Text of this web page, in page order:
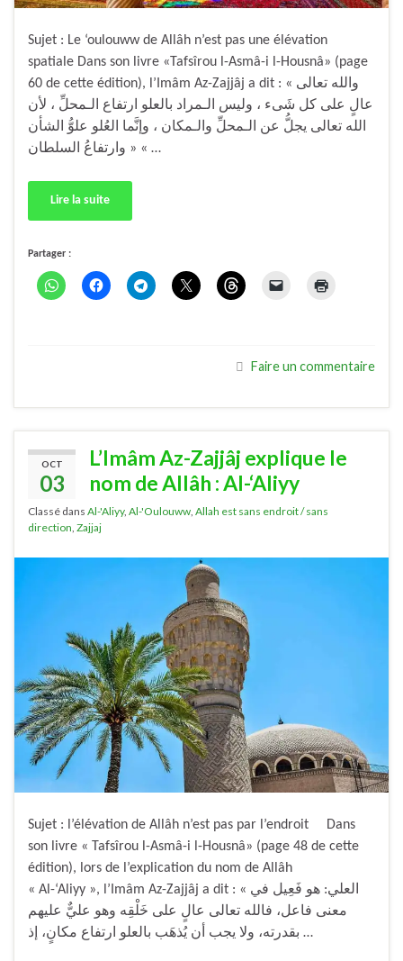
Sujet : Le ‘oulouww de Allâh n’est pas une élévation
spatiale Dans son livre «Tafsîrou l-Asmâ-i l-Housnâ» (page
60 de cette édition), l’Imâm Az-Zajjâj a dit : « والله تعالى
عالٍ على كل شَىء ، وليس الـمراد بالعلو ارتفاع الـمحلِّ ، لأن
الله تعالى يجلُّ عن الـمحلِّ والـمكان ، وإنَّما العُلو علوُّ الشأن
وارتفاعُ السلطان » « …
Lire la suite
Partager :
Faire un commentaire
OCT
03
L’Imâm Az-Zajjâj explique le
nom de Allâh : Al-‘Aliyy
Classé dans Al-'Aliyy, Al-'Oulouww Allah est sans endroit / sans
direction Zajjaj
Sujet : l’élévation de Allâh n’est pas par l’endroit Dans
son livre « Tafsîrou l-Asmâ-i l-Housnâ» (page 48 de cette
édition), lors de l’explication du nom de Allâh
« Al-‘Aliyy », l’Imâm Az-Zajjâj a dit : « العلي: هو فَعِيل في
معنى فاعل، فالله تعالى عالٍ على خَلْقِه وهو عليٌّ عليهم
بقدرته، ولا يجب أن يُذهَب بالعلو ارتفاع مكانٍ، إذ …